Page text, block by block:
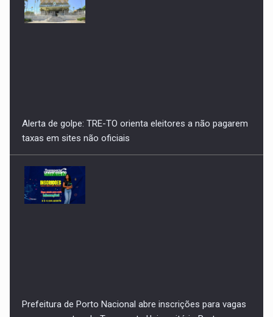
Alerta de golpe: TRE-TO orienta eleitores a não pagarem
Prefeitura de Porto Nacional abre inscrições para vagas